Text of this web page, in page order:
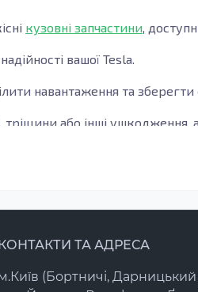
кузовні запчастини ,
вашої Tesla.
навантаження та зберегти
тріщини або інші
КОНТАКТИ ТА АДРЕСА
(Бортничі,